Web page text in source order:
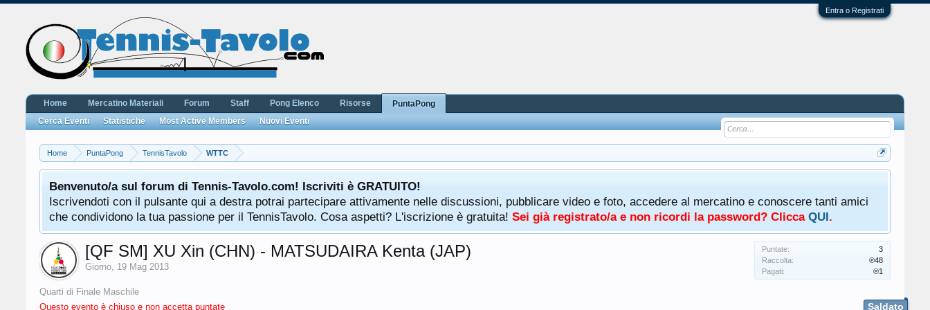
Entra o Registrati
Home PuntaPong TennisTavolo WTTC
Benvenuto/a sul forum di Tennis-Tavolo.com! Iscriviti è GRATUITO!
Iscrivendoti con il pulsante qui a destra potrai partecipare attivamente nelle discussioni, pubblicare video e foto, accedere al mercatino e conoscere tanti amici
che condividono la tua passione per il TennisTavolo. Cosa aspetti? L'iscrizione è gratuita! Sei già registrato/a e non ricordi la password? Clicca QUI.
Puntate:
3
Raccolta:
℗48
Pagati:
℗1
[QF SM] XU Xin (CHN) - MATSUDAIRA Kenta (JAP)
Giorno, 19 Mag 2013
Saldato
Quarti di Finale Maschile
Questo evento è chiuso e non accetta puntate
Home Mercatino Materiali Forum Staff Pong Elenco Risorse
PuntaPong
Cerca Eventi
Statistiche Most Active Members Nuovi Eventi